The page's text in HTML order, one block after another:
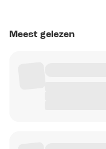
Meest gelezen